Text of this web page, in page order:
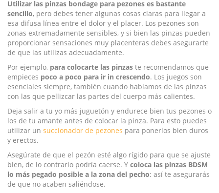
Utilizar las pinzas bondage para pezones es bastante
sencillo, pero debes tener algunas cosas claras para llegar a
esa difusa línea entre el dolor y el placer. Los pezones son
zonas extremadamente sensibles, y si bien las pinzas pueden
proporcionar sensaciones muy placenteras debes asegurarte
de que las utilizas adecuadamente.
Por ejemplo, para colocarte las pinzas te recomendamos que
empieces poco a poco para ir in crescendo. Los juegos son
esenciales siempre, también cuando hablamos de las pinzas
con las que pellizcar las partes del cuerpo más calientes.
Deja salir a tu yo más juguetón y endurece bien tus pezones o
los de tu amante antes de colocar la pinza. Para esto puedes
utilizar un succionador de pezones para ponerlos bien duros
y erectos.
Asegúrate de que el pezón esté algo rígido para que se ajuste
bien, de lo contrario podría caerse. Y coloca las pinzas BDSM
lo más pegado posible a la zona del pecho: así te asegurarás
de que no acaben saliéndose.